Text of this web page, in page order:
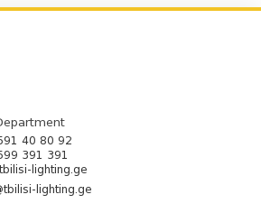
40 80 92
391 391
lighting.ge
lighting.ge